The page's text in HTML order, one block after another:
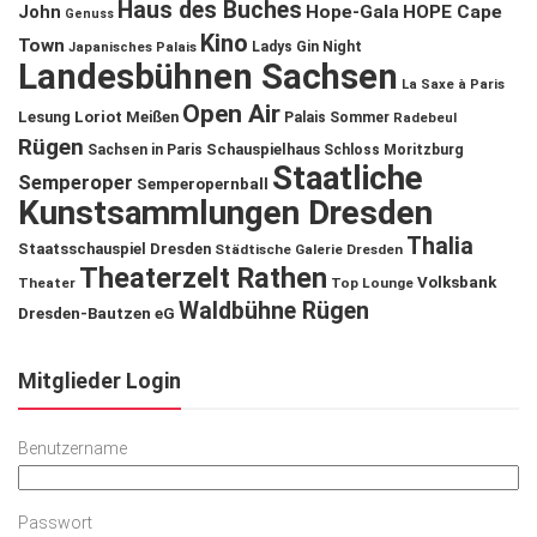
John Genuss Haus des Buches Hope-Gala HOPE Cape
Town Japanisches Palais Kino Ladys Gin Night
Landesbühnen Sachsen La Saxe à Paris
Lesung Loriot Meißen Open Air Palais Sommer Radebeul
Rügen Sachsen in Paris Schauspielhaus Schloss Moritzburg
Semperoper Semperopernball
Staatliche
Kunstsammlungen Dresden
Staatsschauspiel Dresden Städtische Galerie Dresden Thalia
Theater Theaterzelt Rathen Top Lounge Volksbank
Dresden-Bautzen eG Waldbühne Rügen
Mitglieder Login
Benutzername
Passwort